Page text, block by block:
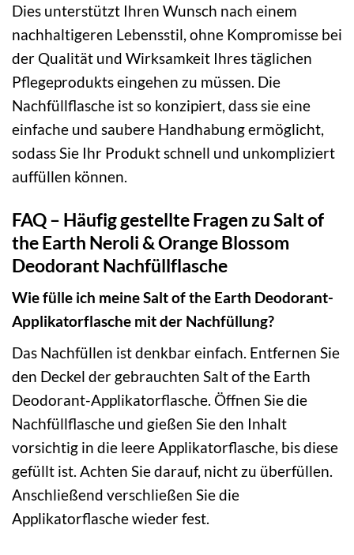
Dies unterstützt Ihren Wunsch nach einem
nachhaltigeren Lebensstil, ohne Kompromisse bei
der Qualität und Wirksamkeit Ihres täglichen
Pflegeprodukts eingehen zu müssen. Die
Nachfüllflasche ist so konzipiert, dass sie eine
einfache und saubere Handhabung ermöglicht,
sodass Sie Ihr Produkt schnell und unkompliziert
auffüllen können.
FAQ – Häufig gestellte Fragen zu Salt of
the Earth Neroli & Orange Blossom
Deodorant Nachfüllflasche
Wie fülle ich meine Salt of the Earth Deodorant-
Applikatorflasche mit der Nachfüllung?
Das Nachfüllen ist denkbar einfach. Entfernen Sie
den Deckel der gebrauchten Salt of the Earth
Deodorant-Applikatorflasche. Öffnen Sie die
Nachfüllflasche und gießen Sie den Inhalt
vorsichtig in die leere Applikatorflasche, bis diese
gefüllt ist. Achten Sie darauf, nicht zu überfüllen.
Anschließend verschließen Sie die
Applikatorflasche wieder fest.